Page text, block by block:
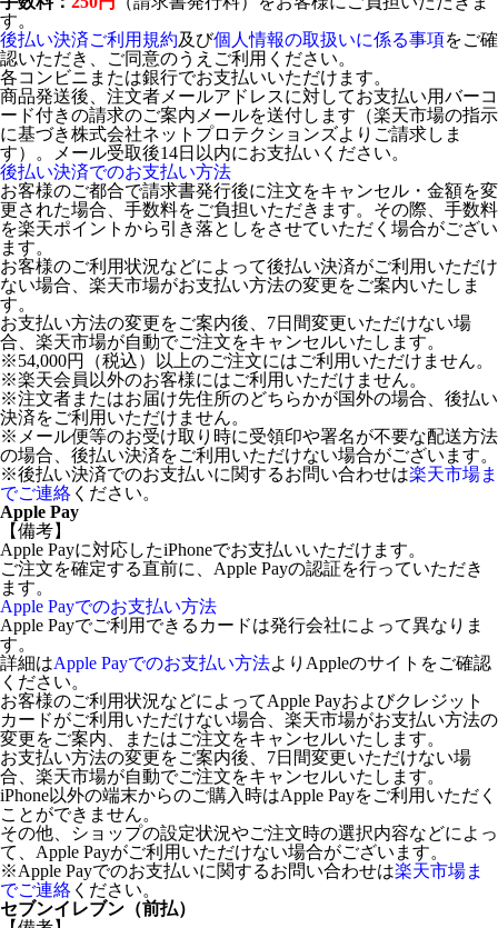
す。
後払い決済ご利用規約及び個人情報の取扱いに係る事項をご確
認いただき、ご同意のうえご利用ください。
各コンビニまたは銀行でお支払いいただけます。
商品発送後、注文者メールアドレスに対してお支払い用バーコ
ード付きの請求のご案内メールを送付します（楽天市場の指示
に基づき株式会社ネットプロテクションズよりご請求しま
す）。メール受取後14日以内にお支払いください。
後払い決済でのお支払い方法
お客様のご都合で請求書発行後に注文をキャンセル・金額を変
更された場合、手数料をご負担いただきます。その際、手数料
を楽天ポイントから引き落としをさせていただく場合がござい
ます。
お客様のご利用状況などによって後払い決済がご利用いただけ
ない場合、楽天市場がお支払い方法の変更をご案内いたしま
す。
お支払い方法の変更をご案内後、7日間変更いただけない場
合、楽天市場が自動でご注文をキャンセルいたします。
※54,000円（税込）以上のご注文にはご利用いただけません。
※楽天会員以外のお客様にはご利用いただけません。
※注文者またはお届け先住所のどちらかが国外の場合、後払い
決済をご利用いただけません。
※メール便等のお受け取り時に受領印や署名が不要な配送方法
の場合、後払い決済をご利用いただけない場合がございます。
※後払い決済でのお支払いに関するお問い合わせは楽天市場ま
でご連絡 ください。
Apple Pay
【備考】
Apple Payに対応したiPhoneでお支払いいただけます。
ご注文を確定する直前に、Apple Payの認証を行っていただき
ます。
Apple Payでのお支払い方法
Apple Payでご利用できるカードは発行会社によって異なりま
す。
詳細はApple Payでのお支払い方法よりAppleのサイトをご確認
ください。
お客様のご利用状況などによってApple Payおよびクレジット
カードがご利用いただけない場合、楽天市場がお支払い方法の
変更をご案内、またはご注文をキャンセルいたします。
お支払い方法の変更をご案内後、7日間変更いただけない場
合、楽天市場が自動でご注文をキャンセルいたします。
iPhone以外の端末からのご購入時はApple Payをご利用いただく
ことができません。
その他、ショップの設定状況やご注文時の選択内容などによっ
て、Apple Payがご利用いただけない場合がございます。
※Apple Payでのお支払いに関するお問い合わせは楽天市場ま
でご連絡 ください。
セブンイレブン（前払）